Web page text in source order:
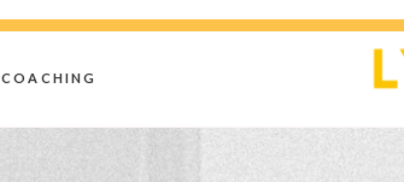
COACHING